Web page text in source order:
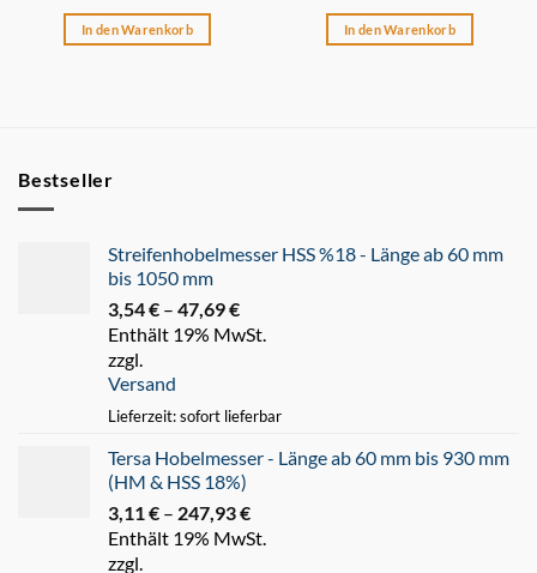
In den Warenkorb In den Warenkorb
Bestseller
Streifenhobelmesser HSS %18 - Länge ab 60 mm
bis 1050 mm
3,54€ – 47,69€
3,54 €
Enthält 19% MwSt.
zzgl.
Versand
Lieferzeit: sofort lieferbar
Tersa Hobelmesser - Länge ab 60 mm bis 930 mm
(HM & HSS 18%)
3,11€ – 247,93€
3,11 €
Enthält 19% MwSt.
zzgl.